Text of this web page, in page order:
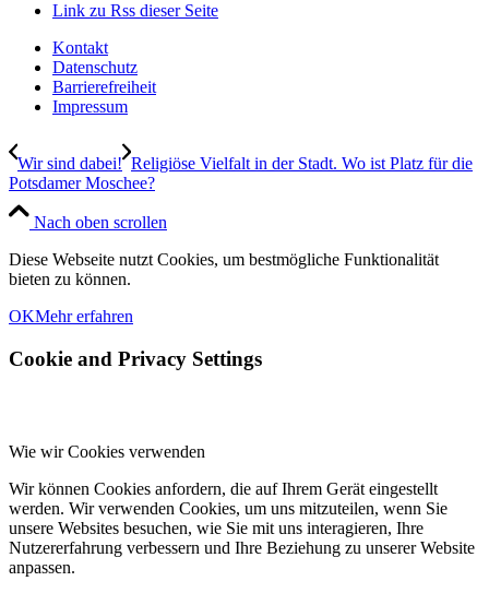
Link zu Rss dieser Seite
Kontakt
Datenschutz
Barrierefreiheit
Impressum
Wir sind dabei! Religiöse Vielfalt in der Stadt. Wo ist Platz für die
Potsdamer Moschee?
Nach oben scrollen
Diese Webseite nutzt Cookies, um bestmögliche Funktionalität
bieten zu können.
OKMehr erfahren
Cookie and Privacy Settings
Wie wir Cookies verwenden
Wir können Cookies anfordern, die auf Ihrem Gerät eingestellt
werden. Wir verwenden Cookies, um uns mitzuteilen, wenn Sie
unsere Websites besuchen, wie Sie mit uns interagieren, Ihre
Nutzererfahrung verbessern und Ihre Beziehung zu unserer Website
anpassen.